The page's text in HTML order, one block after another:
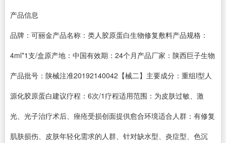
产品信息
品牌：可丽金产品名称：类人胶原蛋白生物修复敷料产品规格：
4ml*1支/盒原产地：中国有效期：24个月产品厂家：陕西巨子生物
产品批号：陕械注准20192140042【械二】主要成分：重组I型人
源化胶原蛋白建议疗程：6次/1疗程适用范围：为皮肤过敏、激
光、光子治疗术后、痤疮受损创面提供愈合环境适合人群：有修复
肌肤损伤、皮肤年轻化需求的人群、针对缺水型、炎症型、色沉